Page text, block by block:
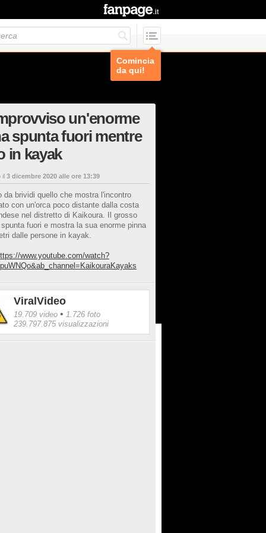
Comincia
da qui!
un'enorme
spunta fuori mentre
in kayak
il 3 dicembre 2020 alle ore 13:39
da brividi quello che mostra l'incontro
con un'orca poco distante dalla costa
nel distretto di Kaikoura. Il grosso
fuori e mostra la sua enorme pinna
dalle persone in kayak.
www.youtube.com/watch?
ViralVideo
19.709 video • 1.726 foto
239.797.875 visualizzazioni